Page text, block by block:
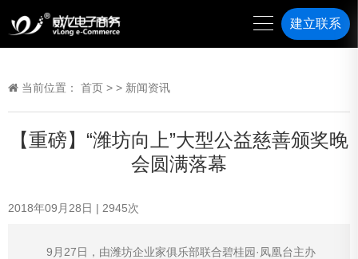
建立联系
当前位置： 首页 > > 新闻资讯
【重磅】“潍坊向上”大型公益慈善颁奖晚
会圆满落幕
2018年09月28日 | 2945次
9月27日，由潍坊企业家俱乐部联合碧桂园·凤凰台主办